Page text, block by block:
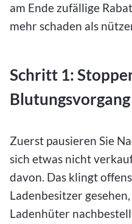
am Ende zufällige
mehr schaden als
Schritt 1:
Blutungsvorgang
Zuerst pausieren Sie
sich etwas nicht
davon. Das klingt
Ladenbesitzer
Ladenhüter